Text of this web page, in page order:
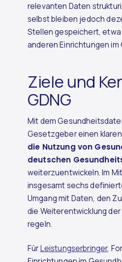
relevanten Daten
selbst bleiben jedoch
Stellen gespeichert,
anderen Einrichtungen
Ziele und
GDNG
Mit dem
Gesetzgeber einen
die Nutzung von
deutschen
weiterzuentwickeln. Im
insgesamt sechs
Umgang mit Daten, den
die Weiterentwicklung
regeln.
FürLeistungserbringer,